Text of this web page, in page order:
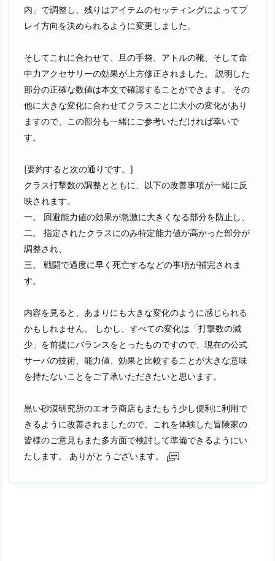
内」で調整し、残りはアイテムのセッティングによってプ
レイ方向を決められるように変更しました。
そしてこれに合わせて、旦の手袋、アトルの靴、そして命
中力アクセサリーの効果が上方修正されました。 説明した
部分の正確な数値は本文で確認することができます。 その
他に大きな変化に合わせてクラスごとに大小の変化があり
ますので、この部分も一緒にご参考いただければ幸いで
す。
[要約すると次の通りです。]
クラス打撃数の調整とともに、以下の改善事項が一緒に反
映されます。
一。 回避能力値の効果が急激に大きくなる部分を防止し、
二。 指定されたクラスにのみ特定能力値が高かった部分が
調整され、
三。 戦闘で過度に早く死亡するなどの事項が補完されま
す。
内容を見ると、あまりにも大きな変化のように感じられる
かもしれません。 しかし、すべての変化は「打撃数の減
少」を前提にバランスをとったものですので、現在の公式
サーバの技術、能力値、効果と比較することが大きな意味
を持たないことをご了承いただきたいと思います。
黒い砂漠研究所のエオラ商店もまたもう少し便利に利用で
きるように改善されましたので、これを体験した冒険家の
皆様のご意見もまた多方面で検討して準備できるようにい
たします。 ありがとうございます。